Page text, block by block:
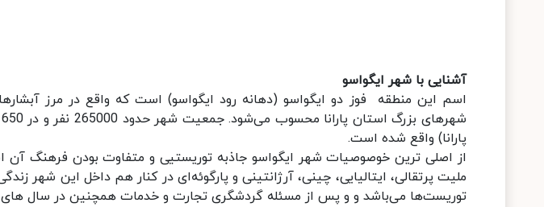
آشنایی با شهر ایگواسو
اسم این منطقه فوز دو ایگواسو (دهانه رود ایگواسو) است که واقع در مرز
پارانا) واقع شده است.
ملیت پرتقالی، ایتالیایی، چینی، آرژانتینی و پارگوئه‌ای در کنار هم داخل این شهر
توریست‌ها می‌باشد و و پس از مسئله گردشگری تجارت و خدمات همچنین در سال های